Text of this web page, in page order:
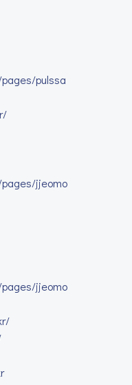
pulssa
jjeomo
jjeomo